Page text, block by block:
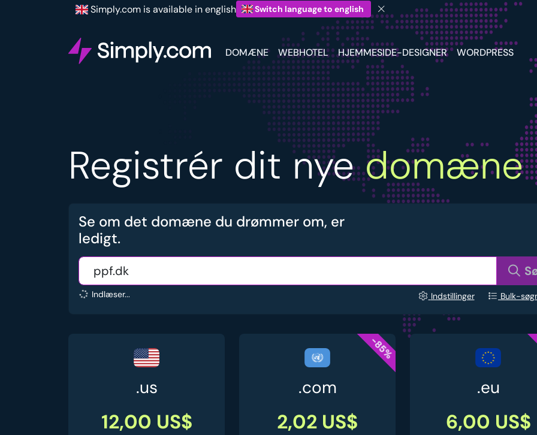
Simply.com is available in english Switch language to english
DOMÆNE WEBHOTEL HJEMMESIDE-DESIGNER WORDPRESS
Registrér dit nyedomæne
Se om det domæne du drømmer om, er
ledigt.
Indlæser... Indstillinger Bulk-
.us
12,00 US$
-85%
.com
2,02 US$
.eu
6,00 US$